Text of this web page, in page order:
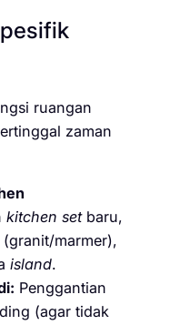
ruangan
zaman
kitchen setbaru,
(granit/marmer),
island.
Penggantian
(agar tidak